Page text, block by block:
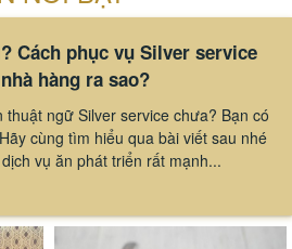
Cách phục vụ Silver service
hàng ra sao?
thuật ngữ Silver service chưa? Bạn có
cùng tìm hiểu qua bài viết sau nhé
vụ ăn phát triển rất mạnh...